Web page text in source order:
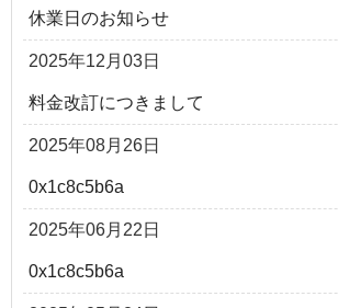
休業日のお知らせ
2025年12月03日
料金改訂につきまして
2025年08月26日
0x1c8c5b6a
2025年06月22日
0x1c8c5b6a